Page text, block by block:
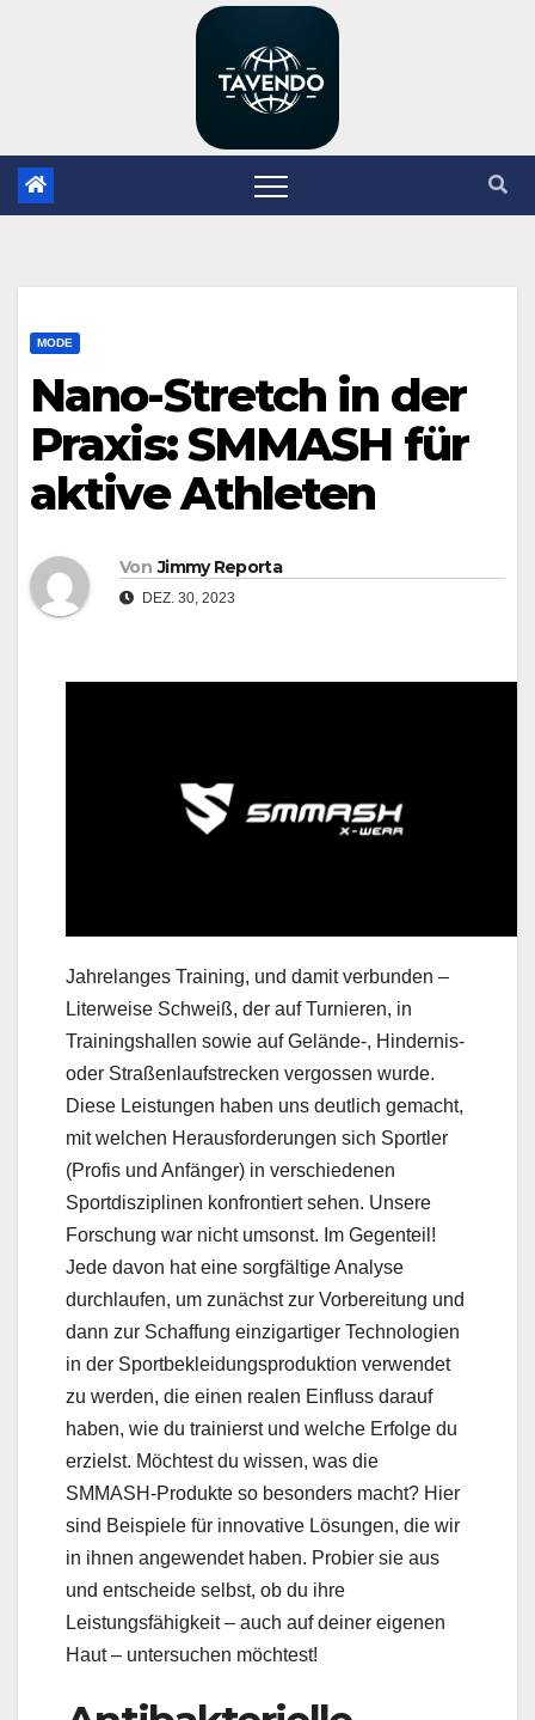
MODE
Nano-Stretch in der
Praxis: SMMASH für
aktive Athleten
Von Jimmy Reporta
DEZ. 30, 2023
Jahrelanges Training, und damit verbunden –
Literweise Schweiß, der auf Turnieren, in
Trainingshallen sowie auf Gelände-, Hindernis-
oder Straßenlaufstrecken vergossen wurde.
Diese Leistungen haben uns deutlich gemacht,
mit welchen Herausforderungen sich Sportler
(Profis und Anfänger) in verschiedenen
Sportdisziplinen konfrontiert sehen. Unsere
Forschung war nicht umsonst. Im Gegenteil!
Jede davon hat eine sorgfältige Analyse
durchlaufen, um zunächst zur Vorbereitung und
dann zur Schaffung einzigartiger Technologien
in der Sportbekleidungsproduktion verwendet
zu werden, die einen realen Einfluss darauf
haben, wie du trainierst und welche Erfolge du
erzielst. Möchtest du wissen, was die
SMMASH-Produkte so besonders macht? Hier
sind Beispiele für innovative Lösungen, die wir
in ihnen angewendet haben. Probier sie aus
und entscheide selbst, ob du ihre
Leistungsfähigkeit – auch auf deiner eigenen
Haut – untersuchen möchtest!